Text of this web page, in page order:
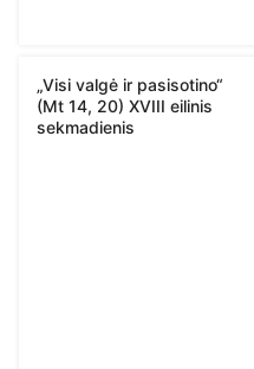
„Visi valgė ir pasisotino“
(Mt 14, 20) XVIII eilinis
sekmadienis